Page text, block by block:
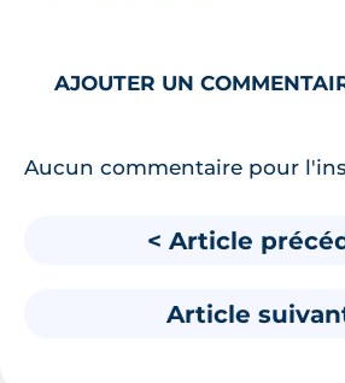
AJOUTER UN
Aucun commentaire pour
< Article
Article